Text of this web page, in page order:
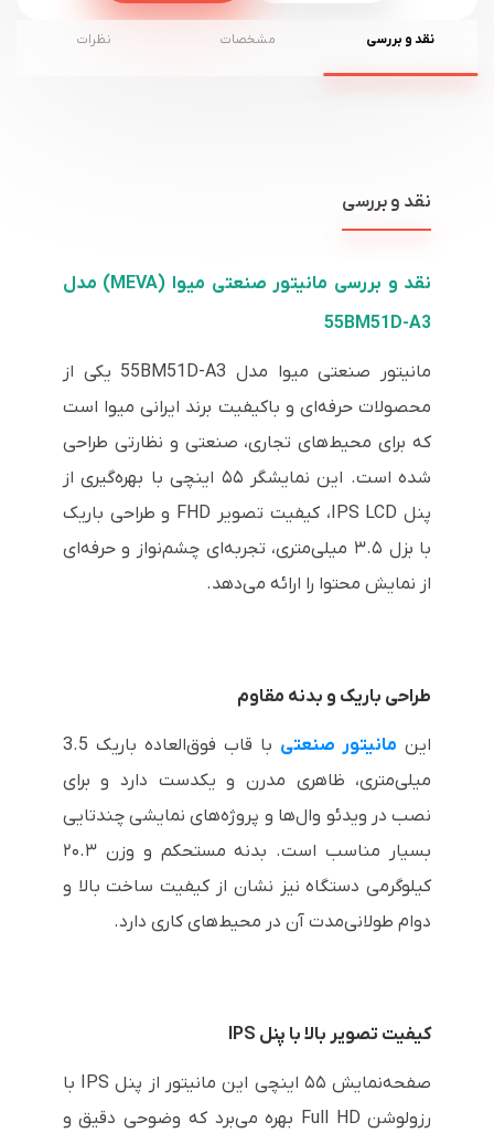
نقد و بررسی مشخصات نظرات
نقد و بررسی
نقد و بررسی مانیتور صنعتی میوا (MEVA) مدل
55BM51D-A3
مانیتور صنعتی میوا مدل 55BM51D-A3 یکی از
محصولات حرفه‌ای و باکیفیت برند ایرانی میوا است
که برای محیط‌های تجاری، صنعتی و نظارتی طراحی
شده است. این نمایشگر ۵۵ اینچی با بهره‌گیری از
پنل IPS LCD، کیفیت تصویر FHD و طراحی باریک
با بزل ۳.۵ میلی‌متری، تجربه‌ای چشم‌نواز و حرفه‌ای
از نمایش محتوا را ارائه می‌دهد.
طراحی باریک و بدنه مقاوم
این مانیتور صنعتی
با قاب فوق‌العاده باریک 3.5
میلی‌متری، ظاهری مدرن و یکدست دارد و برای
نصب در ویدئو وال‌ها و پروژه‌های نمایشی چندتایی
بسیار مناسب است. بدنه مستحکم و وزن ۲۰.۳
کیلوگرمی دستگاه نیز نشان از کیفیت ساخت بالا و
دوام طولانی‌مدت آن در محیط‌های کاری دارد.
کیفیت تصویر بالا با پنل IPS
صفحه‌نمایش ۵۵ اینچی این مانیتور از پنل IPS با
رزولوشن Full HD بهره می‌برد که وضوحی دقیق و